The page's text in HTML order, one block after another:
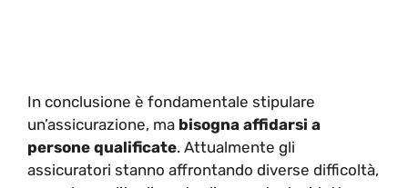
In conclusione è fondamentale stipulare
un’assicurazione, ma bisogna affidarsi a
persone qualificate. Attualmente gli
assicuratori stanno affrontando diverse difficoltà,